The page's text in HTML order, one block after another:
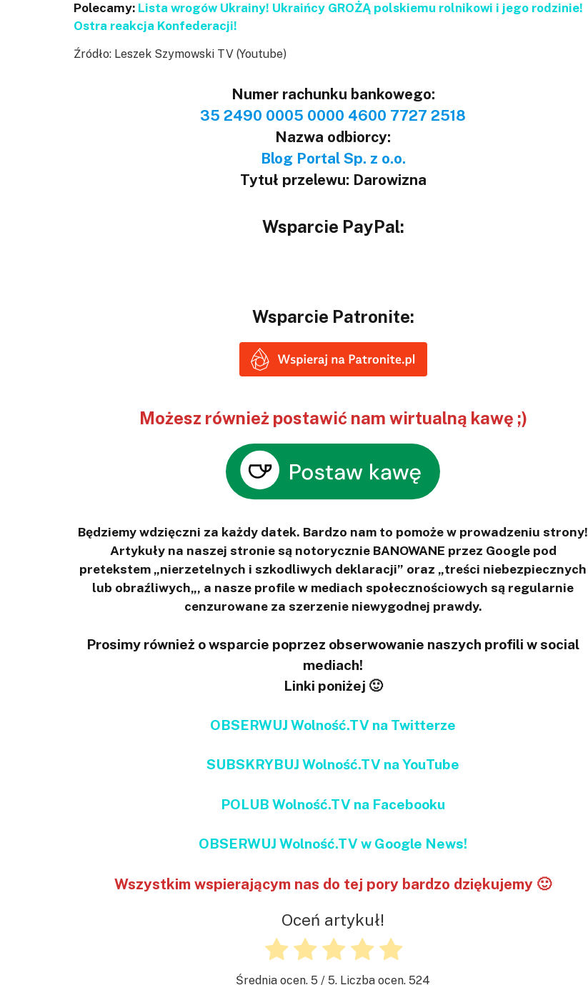
Polecamy: Lista wrogów Ukrainy! Ukraińcy GROŻĄ polskiemu rolnikowi i jego rodzinie!
Ostra reakcja Konfederacji!
Źródło: Leszek Szymowski TV (Youtube)
Numer rachunku bankowego:
35 2490 0005 0000 4600 7727 2518
Nazwa odbiorcy:
Blog Portal Sp. z o.o.
Tytuł przelewu: Darowizna
Wsparcie PayPal:
Wsparcie Patronite:
Możesz również postawić nam wirtualną kawę ;)
Będziemy wdzięczni za każdy datek. Bardzo nam to pomoże w prowadzeniu strony!
Artykuły na naszej stronie są notorycznie BANOWANE przez Google pod
pretekstem „nierzetelnych i szkodliwych deklaracji” oraz „treści niebezpiecznych
lub obraźliwych„, a nasze profile w mediach społecznościowych są regularnie
cenzurowane za szerzenie niewygodnej prawdy.
Prosimy również o wsparcie poprzez obserwowanie naszych profili w social
mediach!
Linki poniżej 🙂
OBSERWUJ Wolność.TV na Twitterze
SUBSKRYBUJ Wolność.TV na YouTube
POLUB Wolność.TV na Facebooku
OBSERWUJ Wolność.TV w Google News!
Wszystkim wspierającym nas do tej pory bardzo dziękujemy 🙂
Oceń artykuł!
Średnia ocen. 5 / 5. Liczba ocen. 524